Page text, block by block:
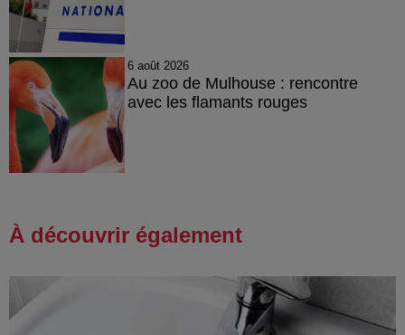
6 août 2026
Au zoo de Mulhouse : rencontre
avec les flamants rouges
À découvrir également